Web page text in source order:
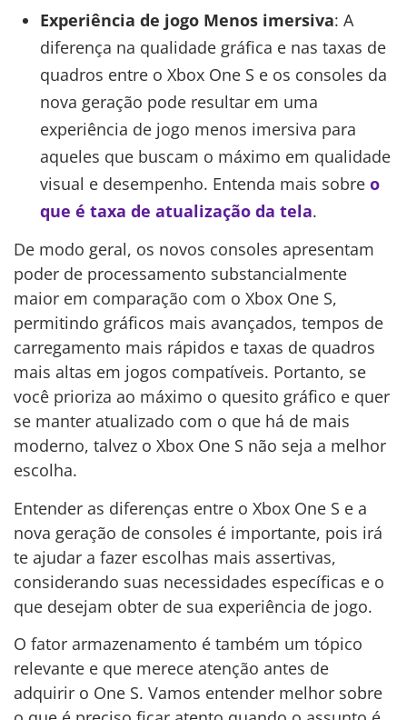
Experiência de jogo Menos imersiva: A
diferença na qualidade gráfica e nas taxas de
quadros entre o Xbox One S e os consoles da
nova geração pode resultar em uma
experiência de jogo menos imersiva para
aqueles que buscam o máximo em qualidade
visual e desempenho. Entenda mais sobre o
que é taxa de atualização da tela.
De modo geral, os novos consoles apresentam
poder de processamento substancialmente
maior em comparação com o Xbox One S,
permitindo gráficos mais avançados, tempos de
carregamento mais rápidos e taxas de quadros
mais altas em jogos compatíveis. Portanto, se
você prioriza ao máximo o quesito gráfico e quer
se manter atualizado com o que há de mais
moderno, talvez o Xbox One S não seja a melhor
escolha.
Entender as diferenças entre o Xbox One S e a
nova geração de consoles é importante, pois irá
te ajudar a fazer escolhas mais assertivas,
considerando suas necessidades específicas e o
que desejam obter de sua experiência de jogo.
O fator armazenamento é também um tópico
relevante e que merece atenção antes de
adquirir o One S. Vamos entender melhor sobre